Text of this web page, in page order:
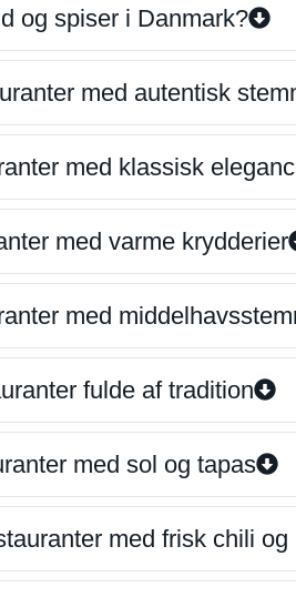
og spiser i Danmark?
med autentisk
med klassisk
med varme krydderier
med
fulde af tradition
med sol og tapas
med frisk chili og